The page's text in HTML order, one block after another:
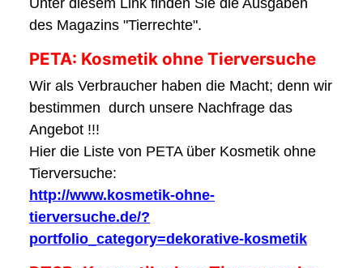
des Magazins "Tierrechte".
PETA: Kosmetik ohne Tierversuche
Wir als Verbraucher haben die Macht; denn wir
bestimmen durch unsere Nachfrage das
Angebot !!!
Hier die Liste von PETA über Kosmetik ohne
Tierversuche:
http://www.kosmetik-ohne-
tierversuche.de/?
portfolio_category=dekorative-kosmetik